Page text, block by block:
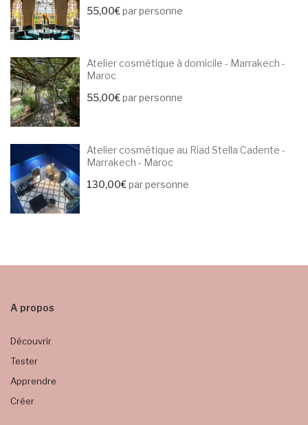
55,00€par personne
Atelier cosmétique à domicile - Marrakech -
Maroc
55,00€par personne
Atelier cosmétique au Riad Stella Cadente -
Marrakech - Maroc
130,00€par personne
A propos
Découvrir
Tester
Apprendre
Créer